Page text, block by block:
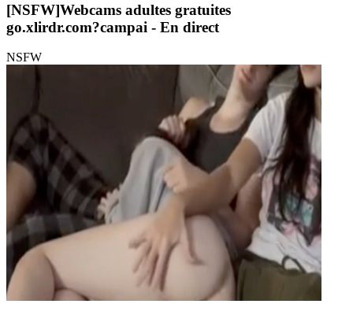
[NSFW]Webcams adultes gratuites
go.xlirdr.com?campai - En direct
NSFW